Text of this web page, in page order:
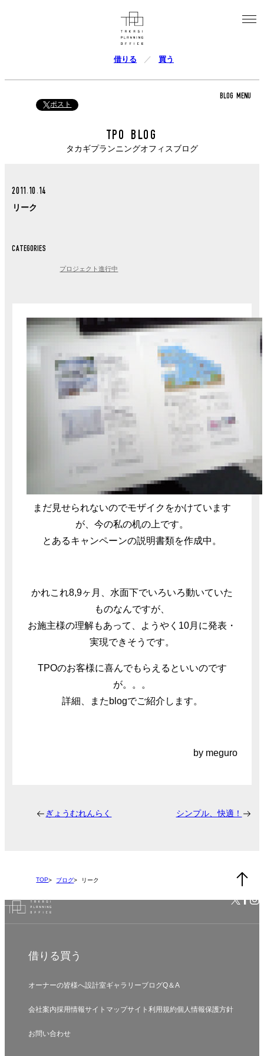
借りる 買う
ポスト
BLOG MENU
TPO BLOG
タカギプランニングオフィスブログ
2011.10.14
リーク
CATEGORIES
プロジェクト進行中
まだ見せられないのでモザイクをかけています
が、今の私の机の上です。
とあるキャンペーンの説明書類を作成中。
かれこれ8,9ヶ月、水面下でいろいろ動いていた
ものなんですが、
お施主様の理解もあって、ようやく10月に発表・
実現できそうです。
TPOのお客様に喜んでもらえるといいのです
が。。。
詳細、またblogでご紹介します。
by meguro
ぎょうむれんらく シンプル、快適！
TOP ブログ リーク
借りる 買う
オーナーの皆様へ設計室ギャラリーブログQ＆A
会社案内採用情報サイトマップサイト利用規約個人情報保護方針
お問い合わせ